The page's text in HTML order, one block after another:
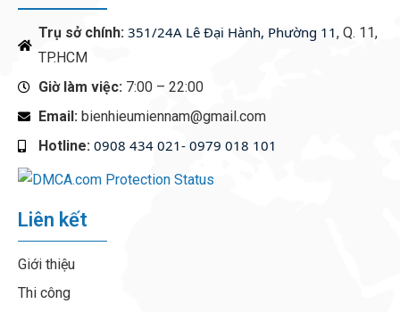
Trụ sở chính: 351/24A Lê Đại Hành, Phường 11, Q. 11,
TP.HCM
Giờ làm việc: 7:00 – 22:00
Email: bienhieumiennam@gmail.com
Hotline: 0908 434 021- 0979 018 101
Liên kết
Giới thiệu
Thi công